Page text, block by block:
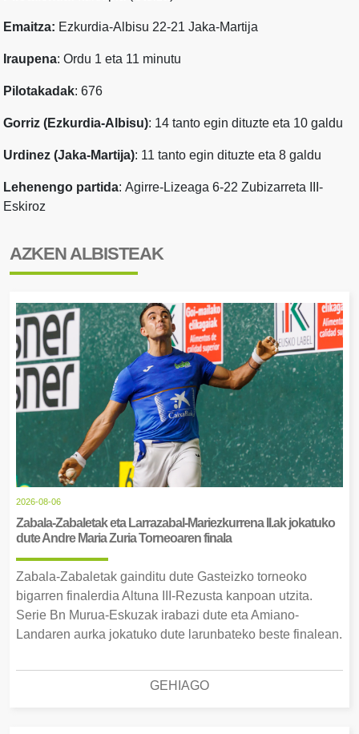
Emaitza: Ezkurdia-Albisu 22-21 Jaka-Martija
Iraupena: Ordu 1 eta 11 minutu
Pilotakadak: 676
Gorriz (Ezkurdia-Albisu): 14 tanto egin dituzte eta 10 galdu
Urdinez (Jaka-Martija): 11 tanto egin dituzte eta 8 galdu
Lehenengo partida: Agirre-Lizeaga 6-22 Zubizarreta III-
Eskiroz
AZKEN ALBISTEAK
2026-08-06
Zabala-Zabaletak eta Larrazabal-Mariezkurrena II.ak jokatuko
dute Andre Maria Zuria Torneoaren finala
Zabala-Zabaletak gainditu dute Gasteizko torneoko
bigarren finalerdia Altuna III-Rezusta kanpoan utzita.
Serie Bn Murua-Eskuzak irabazi dute eta Amiano-
Landaren aurka jokatuko dute larunbateko beste finalean.
GEHIAGO